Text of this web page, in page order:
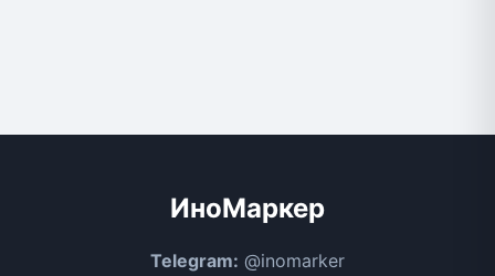
ИноМаркер
Telegram: @inomarker